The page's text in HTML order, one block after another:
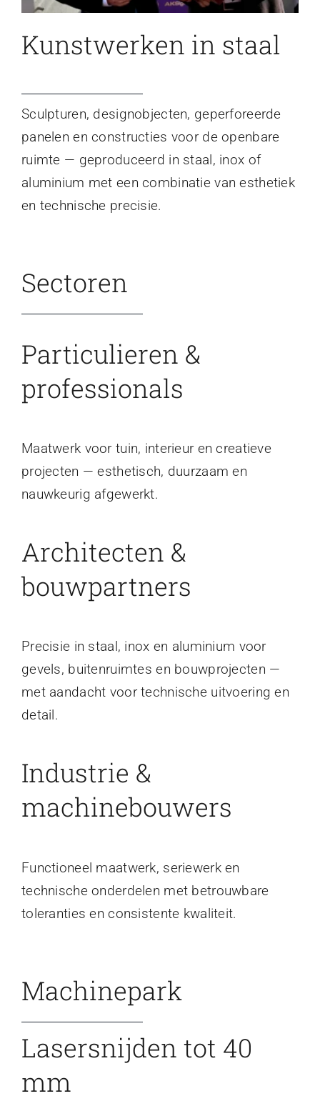
Kunstwerken in staal
Sculpturen, designobjecten, geperforeerde
panelen en constructies voor de openbare
ruimte — geproduceerd in staal, inox of
aluminium met een combinatie van esthetiek
en technische precisie.
Sectoren
Particulieren &
professionals
Maatwerk voor tuin, interieur en creatieve
projecten — esthetisch, duurzaam en
nauwkeurig afgewerkt.
Architecten &
bouwpartners
Precisie in staal, inox en aluminium voor
gevels, buitenruimtes en bouwprojecten —
met aandacht voor technische uitvoering en
detail.
Industrie &
machinebouwers
Functioneel maatwerk, seriewerk en
technische onderdelen met betrouwbare
toleranties en consistente kwaliteit.
Machinepark
Lasersnijden tot 40
mm